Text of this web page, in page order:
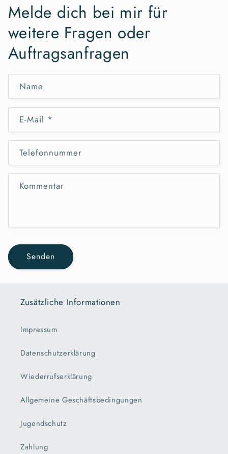
Melde dich bei mir für
weitere Fragen oder
Auftragsanfragen
Name
E-Mail *
Telefonnummer
Kommentar
Senden
Zusätzliche Informationen
Impressum
Datenschutzerklärung
Wiederrufserklärung
Allgemeine Geschäftsbedingungen
Jugendschutz
Zahlung